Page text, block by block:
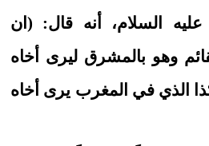
السلام، أنه قال: (ان
وهو بالمشرق ليرى أخاه
الذي في المغرب يرى أخاه